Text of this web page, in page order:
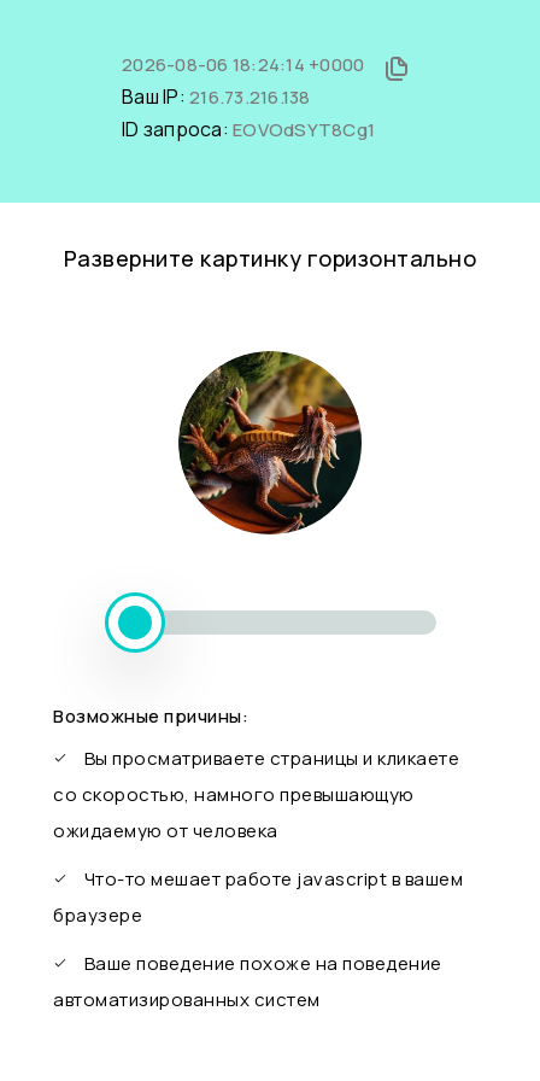
2026-08-06 18:24:14 +0000
Ваш IP: 216.73.216.138
ID запроса: EOVOdSYT8Cg1
Разверните картинку горизонтально
Возможные причины:
Вы просматриваете страницы и кликаете
со скоростью, намного превышающую
ожидаемую от человека
Что-то мешает работе javascript в вашем
браузере
Ваше поведение похоже на поведение
автоматизированных систем